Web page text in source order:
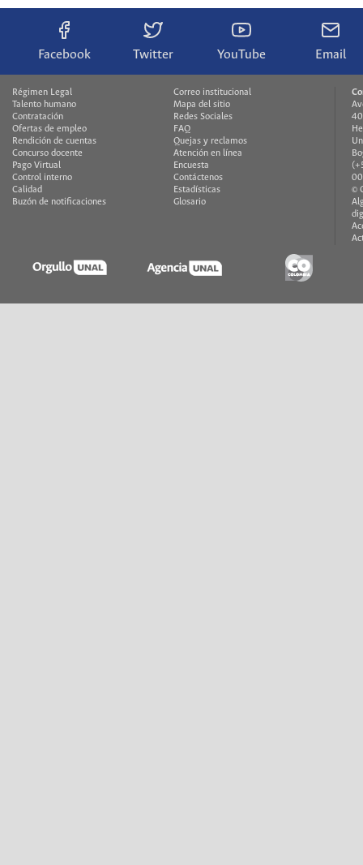
Facebook Twitter YouTube Email
Régimen Legal
Talento humano
Contratación
Ofertas de empleo
Rendición de cuentas
Concurso docente
Pago Virtual
Control interno
Calidad
Buzón de notificaciones
Correo institucional
Mapa del sitio
Redes Sociales
FAQ
Quejas y reclamos
Atención en línea
Encuesta
Contáctenos
Estadísticas
Glosario
©